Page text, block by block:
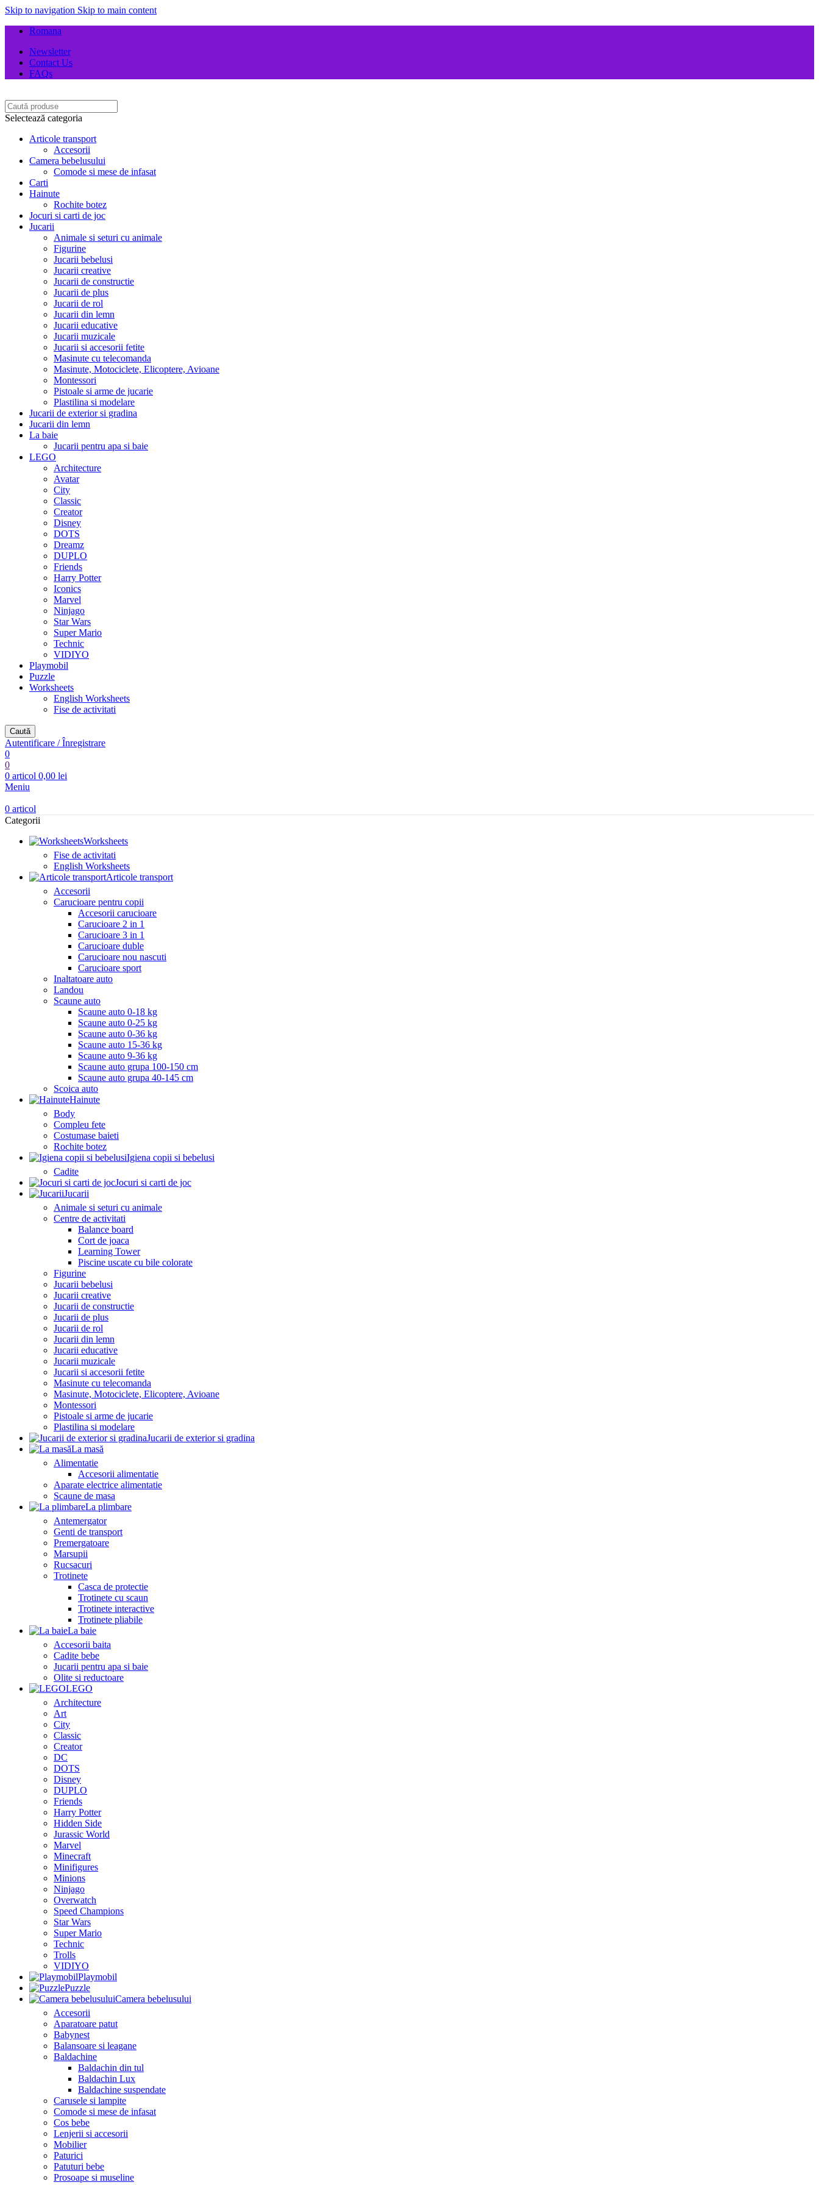
Skip to navigation Skip to main content
Romana
Newsletter
Contact Us
FAQs
Selectează categoria
Articole transport
Accesorii
Camera bebelusului
Comode si mese de infasat
Carti
Hainute
Rochite botez
Jocuri si carti de joc
Jucarii
Animale si seturi cu animale
Figurine
Jucarii bebelusi
Jucarii creative
Jucarii de constructie
Jucarii de plus
Jucarii de rol
Jucarii din lemn
Jucarii educative
Jucarii muzicale
Jucarii si accesorii fetite
Masinute cu telecomanda
Masinute, Motociclete, Elicoptere, Avioane
Montessori
Pistoale si arme de jucarie
Plastilina si modelare
Jucarii de exterior si gradina
Jucarii din lemn
La baie
Jucarii pentru apa si baie
LEGO
Architecture
Avatar
City
Classic
Creator
Disney
DOTS
Dreamz
DUPLO
Friends
Harry Potter
Iconics
Marvel
Ninjago
Star Wars
Super Mario
Technic
VIDIYO
Playmobil
Puzzle
Worksheets
English Worksheets
Fise de activitati
Caută
Autentificare / Înregistrare
0
0
0 articol 0,00 lei
Meniu
0 articol
Categorii
Worksheets
Fise de activitati
English Worksheets
Articole transport
Accesorii
Carucioare pentru copii
Accesorii carucioare
Carucioare 2 in 1
Carucioare 3 in 1
Carucioare duble
Carucioare nou nascuti
Carucioare sport
Inaltatoare auto
Landou
Scaune auto
Scaune auto 0-18 kg
Scaune auto 0-25 kg
Scaune auto 0-36 kg
Scaune auto 15-36 kg
Scaune auto 9-36 kg
Scaune auto grupa 100-150 cm
Scaune auto grupa 40-145 cm
Scoica auto
Hainute
Body
Compleu fete
Costumase baieti
Rochite botez
Igiena copii si bebelusi
Cadite
Jocuri si carti de joc
Jucarii
Animale si seturi cu animale
Centre de activitati
Balance board
Cort de joaca
Learning Tower
Piscine uscate cu bile colorate
Figurine
Jucarii bebelusi
Jucarii creative
Jucarii de constructie
Jucarii de plus
Jucarii de rol
Jucarii din lemn
Jucarii educative
Jucarii muzicale
Jucarii si accesorii fetite
Masinute cu telecomanda
Masinute, Motociclete, Elicoptere, Avioane
Montessori
Pistoale si arme de jucarie
Plastilina si modelare
Jucarii de exterior si gradina
La masă
Alimentatie
Accesorii alimentatie
Aparate electrice alimentatie
Scaune de masa
La plimbare
Antemergator
Genti de transport
Premergatoare
Marsupii
Rucsacuri
Trotinete
Casca de protectie
Trotinete cu scaun
Trotinete interactive
Trotinete pliabile
La baie
Accesorii baita
Cadite bebe
Jucarii pentru apa si baie
Olite si reductoare
LEGO
Architecture
Art
City
Classic
Creator
DC
DOTS
Disney
DUPLO
Friends
Harry Potter
Hidden Side
Jurassic World
Marvel
Minecraft
Minifigures
Minions
Ninjago
Overwatch
Speed Champions
Star Wars
Super Mario
Technic
Trolls
VIDIYO
Playmobil
Puzzle
Camera bebelusului
Accesorii
Aparatoare patut
Babynest
Balansoare si leagane
Baldachine
Baldachin din tul
Baldachin Lux
Baldachine suspendate
Carusele si lampite
Comode si mese de infasat
Cos bebe
Lenjerii si accesorii
Mobilier
Paturici
Patuturi bebe
Prosoape si museline